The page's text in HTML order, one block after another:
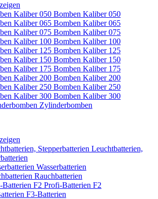
Bomben Kaliber 050
Bomben Kaliber 065
Bomben Kaliber 075
Bomben Kaliber 100
Bomben Kaliber 125
Bomben Kaliber 150
Bomben Kaliber 175
Bomben Kaliber 200
Bomben Kaliber 250
Bomben Kaliber 300
Zylinderbomben
Leuchtbatterien,
Wasserbatterien
Rauchbatterien
Profi-Batterien F2
F3-Batterien